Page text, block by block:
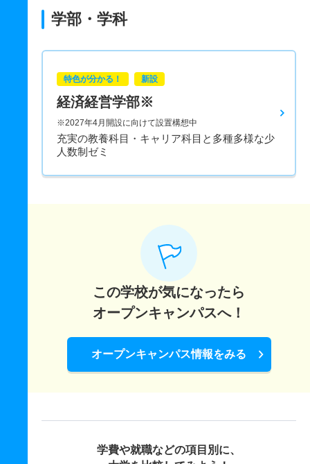
学部・学科
特色が分かる！ 新設
経済経営学部※
※2027年4月開設に向けて設置構想中
充実の教養科目・キャリア科目と多種多様な少
人数制ゼミ
この学校が気になったら
オープンキャンパスへ！
オープンキャンパス情報をみる
学費や就職などの項目別に、